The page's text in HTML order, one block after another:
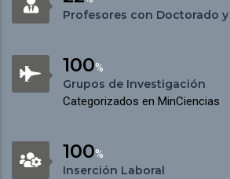
Profesores con Doctorado
100%
Grupos de Investigación
Categorizados en MinCiencias
100%
Inserción Laboral